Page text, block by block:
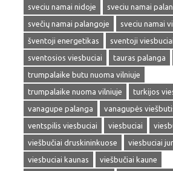
sveciu namai nidoje
sveciu namai
svečių namai palangoje
sveciu namai
šventoji energetikas
sventoji viesbuciai
sventosios viesbuciai
tauras palanga
trumpalaike butu nuoma vilniuje
trumpalaike nuoma vilniuje
turkijos
vanagupe palanga
vanagupės
ventspilis viesbuciai
viesbuciai
viešbučiai druskininkuose
viesbuciai
viesbuciai kaunas
viešbučiai kaune